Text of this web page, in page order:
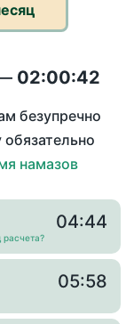
02:00:42
безупречно
намазов
04:44
05:58